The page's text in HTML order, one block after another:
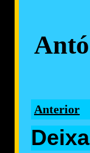
Anterior